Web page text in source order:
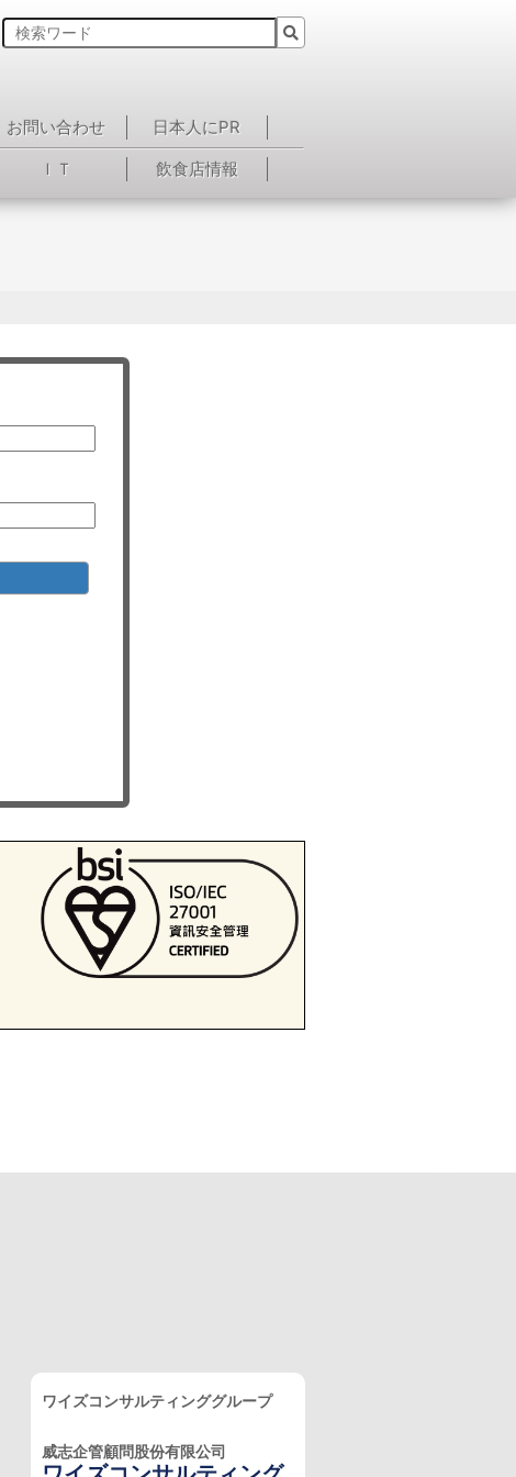
お問い合わせ
日本人にPR
ＩＴ 飲食店情報
ワイズコンサルティンググループ
威志企管顧問股份有限公司